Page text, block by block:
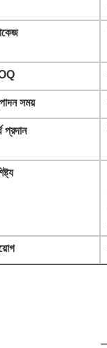
সময়
প্রদান